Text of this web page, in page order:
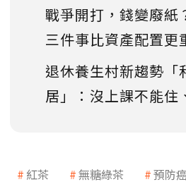
戰爭開打，錢變廢紙
三件事比資產配置更
退休養生村新趨勢「
居」：沒上課不能住
紅茶 無糖綠茶 預防